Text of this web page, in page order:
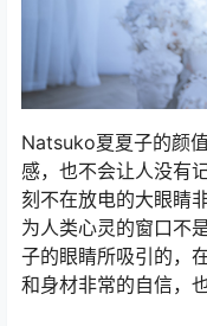
Natsuko夏夏子的颜
感，也不会让人没有
刻不在放电的大眼睛
为人类心灵的窗口不
子的眼睛所吸引的，
和身材非常的自信，